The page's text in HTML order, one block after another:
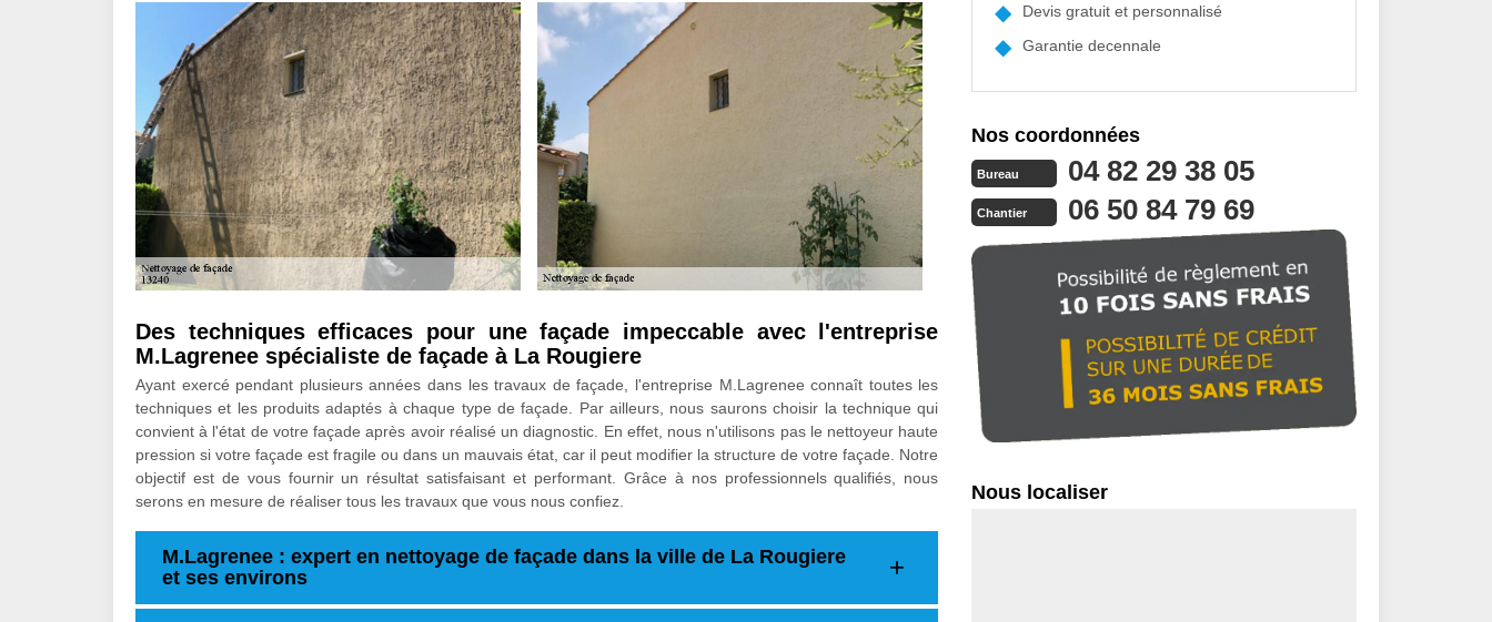
Des techniques efficaces pour une façade impeccable avec l'entreprise
M.Lagrenee spécialiste de façade à La Rougiere
Ayant exercé pendant plusieurs années dans les travaux de façade, l'entreprise M.Lagrenee connaît toutes les
techniques et les produits adaptés à chaque type de façade. Par ailleurs, nous saurons choisir la technique qui
convient à l'état de votre façade après avoir réalisé un diagnostic. En effet, nous n'utilisons pas le nettoyeur haute
pression si votre façade est fragile ou dans un mauvais état, car il peut modifier la structure de votre façade. Notre
objectif est de vous fournir un résultat satisfaisant et performant. Grâce à nos professionnels qualifiés, nous
serons en mesure de réaliser tous les travaux que vous nous confiez.
M.Lagrenee : expert en nettoyage de façade dans la ville de La Rougiere
et ses environs
Devis gratuit et personnalisé
Garantie decennale
Nos coordonnées
Bureau 04 82 29 38 05
Chantier 06 50 84 79 69
Nous localiser